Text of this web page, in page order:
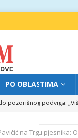
PO OBLASTIMA
pozorišnog podviga:
festivala „Grad teatar“ za
na Trgu pjesnika: